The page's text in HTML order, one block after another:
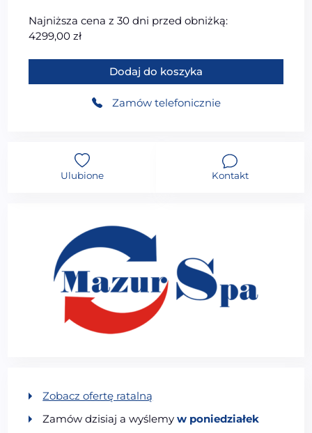
Najniższa cena z 30 dni przed obniżką:
4299,00zł
ilość MAZUR - OUTLET Wanna z hydromasażem
Dodaj do koszyka
Zamów telefonicznie
Ulubione Kontakt
Zobacz ofertę ratalną
Zamów dzisiaj a wyślemyw poniedziałek